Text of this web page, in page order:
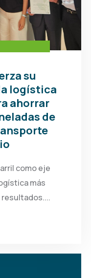
su
logística
ahorrar
de
como eje
más